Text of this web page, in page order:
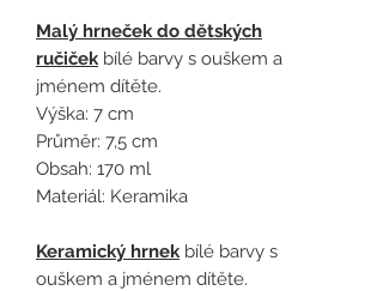
Malý hrneček do dětských
ručičekbílé barvy s ouškem a
jménem dítěte.
Výška: 7 cm
Průměr: 7,5 cm
Obsah: 170 ml
Materiál: Keramika
Keramický hrnekbílé barvy s
ouškem a jménem dítěte.